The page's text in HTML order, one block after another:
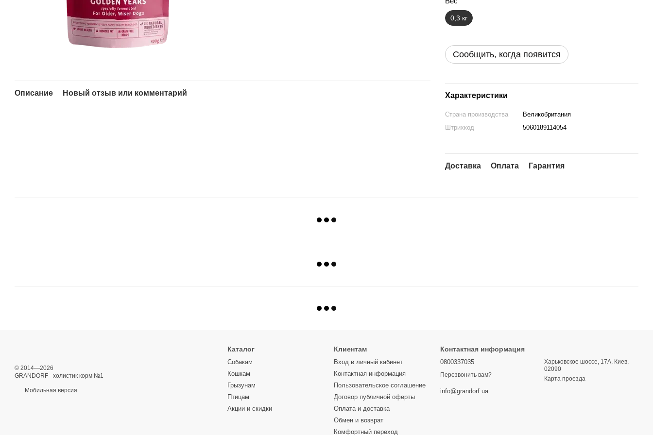
0,3 кг
Сообщить, когда появится
Характеристики
Страна производства
Великобритания
Штрихкод
5060189114054
Доставка Оплата Гарантия
Описание Новый отзыв или комментарий
© 2014—2026
GRANDORF - холистик корм №1
Мобильная версия
Каталог
Собакам
Кошкам
Грызунам
Птицам
Акции и скидки
Клиентам
Вход в личный кабинет
Контактная информация
Пользовательское соглашение
Договор публичной оферты
Оплата и доставка
Обмен и возврат
Комфортный переход
Контактная информация
0800337035
Перезвонить вам?
info@grandorf.ua
Харьковское шоссе, 17А, Киев,
02090
Карта проезда